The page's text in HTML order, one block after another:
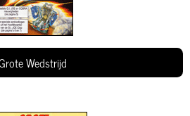
Wedstrijd